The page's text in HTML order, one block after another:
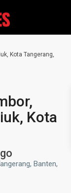
Kota Tangerang,
Kota
Banten,